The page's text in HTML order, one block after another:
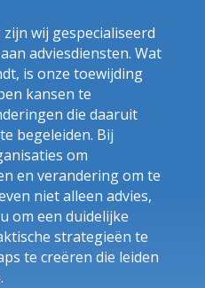
wij gespecialiseerd
adviesdiensten. Wat
is onze toewijding
kansen te
die daaruit
begeleiden. Bij
om
en verandering om te
niet alleen advies,
om een duidelijke
strategieën te
te creëren die leiden